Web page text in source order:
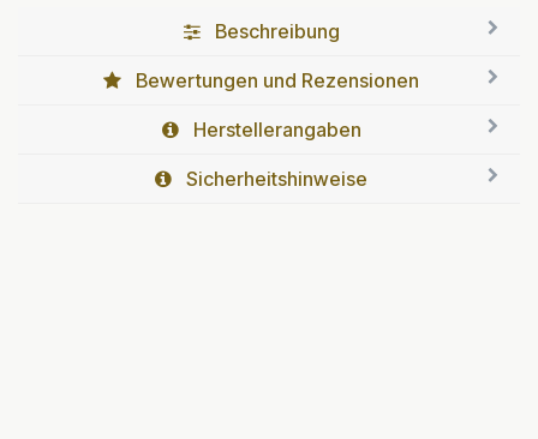
Beschreibung
Bewertungen und Rezensionen
Herstellerangaben
Sicherheitshinweise